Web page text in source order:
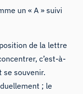
un « A » suivi
de la lettre
c’est-à-
souvenir.
; le